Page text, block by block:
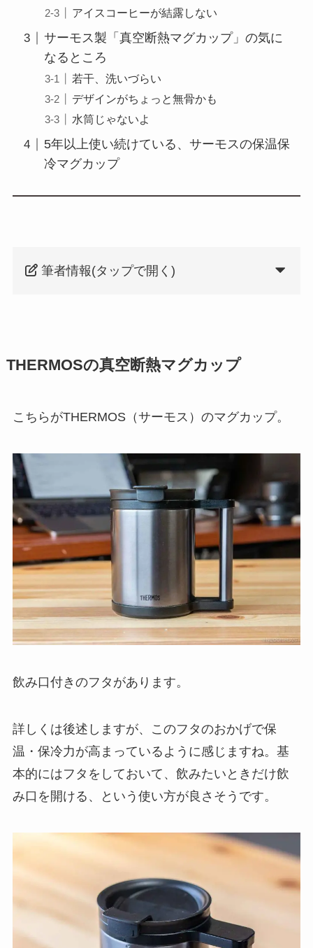
アイスコーヒーが結露しない
サーモス製「真空断熱マグカップ」の気に
なるところ
若干、洗いづらい
デザインがちょっと無骨かも
水筒じゃないよ
5年以上使い続けている、サーモスの保温保
冷マグカップ
筆者情報(タップで開く)
THERMOSの真空断熱マグカップ
こちらがTHERMOS（サーモス）のマグカップ。
飲み口付きのフタがあります。
詳しくは後述しますが、このフタのおかげで保
温・保冷力が高まっているように感じますね。基
本的にはフタをしておいて、飲みたいときだけ飲
み口を開ける、という使い方が良さそうです。